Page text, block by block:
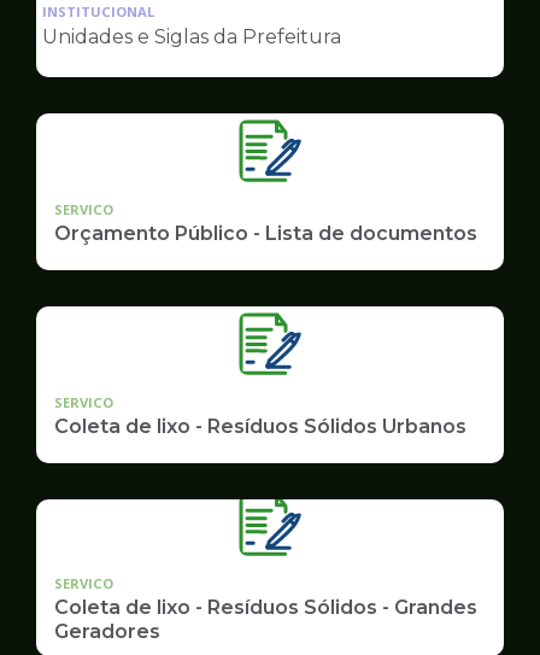
pagina
Governo
INSTITUCIONAL
Unidades e Siglas da Prefeitura
SERVICO
Orçamento Público - Lista de documentos
SERVICO
Coleta de lixo - Resíduos Sólidos Urbanos
SERVICO
Coleta de lixo - Resíduos Sólidos - Grandes
Geradores